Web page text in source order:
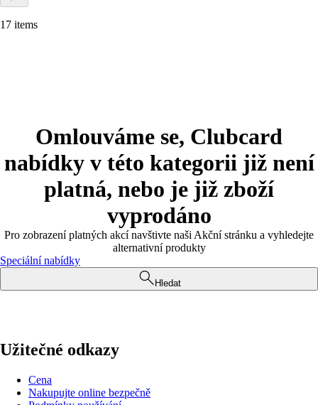
17 items
Omlouváme se, Clubcard
nabídky v této kategorii již není
platná, nebo je již zboží
vyprodáno
Pro zobrazení platných akcí navštivte naši Akční stránku a vyhledejte
alternativní produkty
Speciální nabídky
Hledat
Užitečné odkazy
Cena
Nakupujte online bezpečně